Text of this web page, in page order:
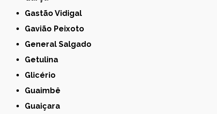
Gastão Vidigal
Gavião Peixoto
General Salgado
Getulina
Glicério
Guaimbê
Guaiçara